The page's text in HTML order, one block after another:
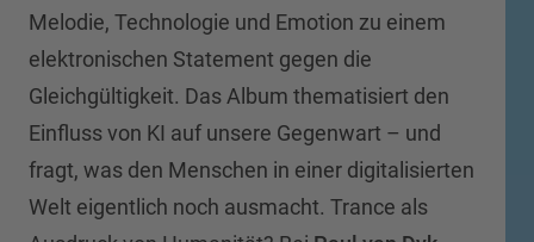
Melodie, Technologie und Emotion zu einem
elektronischen Statement gegen die
Gleichgültigkeit. Das Album thematisiert den
Einfluss von KI auf unsere Gegenwart – und
fragt, was den Menschen in einer digitalisierten
Welt eigentlich noch ausmacht. Trance als